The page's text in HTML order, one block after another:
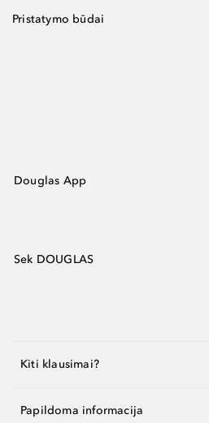
Pristatymo būdai
Douglas App
Sek DOUGLAS
Kiti klausimai?
Papildoma informacija